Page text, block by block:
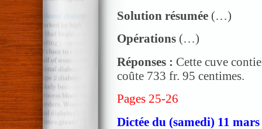
Solution résumée (…)
Opérations (…)
Réponses : Cette cuve
coûte 733 fr. 95 centimes.
Pages 25-26
Dictée du (samedi) 11 mars